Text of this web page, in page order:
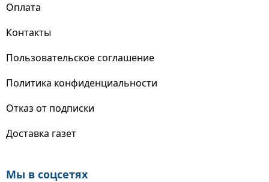
Оплата
Контакты
Пользовательское соглашение
Политика конфиденциальности
Отказ от подписки
Доставка газет
Мы в соцсетях